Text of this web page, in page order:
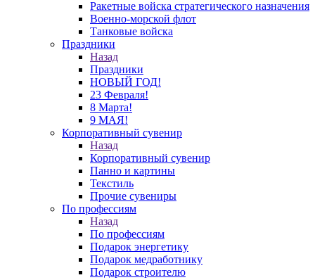
Ракетные войска стратегического назначения
Военно-морской флот
Танковые войска
Праздники
Назад
Праздники
НОВЫЙ ГОД!
23 Февраля!
8 Марта!
9 МАЯ!
Корпоративный сувенир
Назад
Корпоративный сувенир
Панно и картины
Текстиль
Прочие сувениры
По профессиям
Назад
По профессиям
Подарок энергетику
Подарок медработнику
Подарок строителю